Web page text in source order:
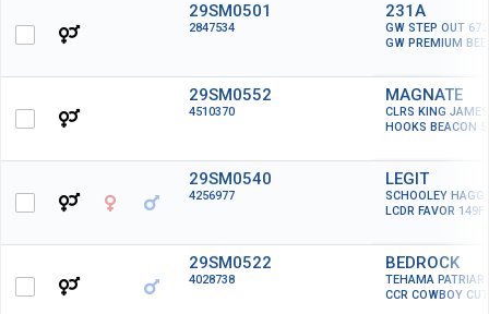
29SM0501
2847534
231A
GW STEP OUT
GW PREMIUM
29SM0552
4510370
MAGNATE
CLRS KING
HOOKS BEACON
29SM0540
4256977
LEGIT
SCHOOLEY
LCDR FAVOR 149F
29SM0522
4028738
BEDROCK
TEHAMA
CCR COWBOY